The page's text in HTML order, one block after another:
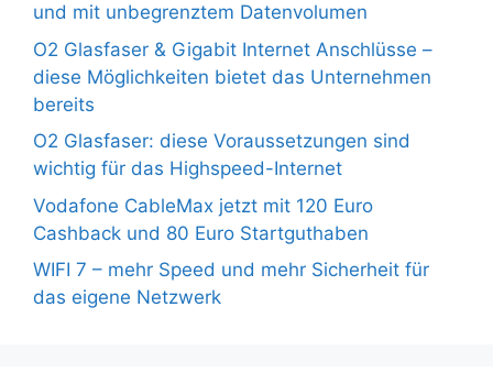
und mit unbegrenztem Datenvolumen
O2 Glasfaser & Gigabit Internet Anschlüsse –
diese Möglichkeiten bietet das Unternehmen
bereits
O2 Glasfaser: diese Voraussetzungen sind
wichtig für das Highspeed-Internet
Vodafone CableMax jetzt mit 120 Euro
Cashback und 80 Euro Startguthaben
WIFI 7 – mehr Speed und mehr Sicherheit für
das eigene Netzwerk